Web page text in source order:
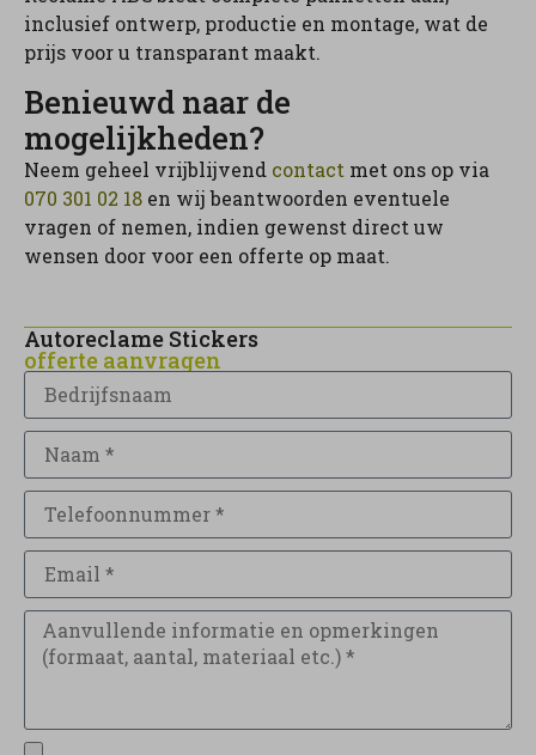
inclusief ontwerp, productie en montage, wat de
prijs voor u transparant maakt.
Benieuwd naar de
mogelijkheden?
Neem geheel vrijblijvend contact met ons op via
070 301 02 18 en wij beantwoorden eventuele
vragen of nemen, indien gewenst direct uw
wensen door voor een offerte op maat.
Autoreclame Stickers
offerte aanvragen